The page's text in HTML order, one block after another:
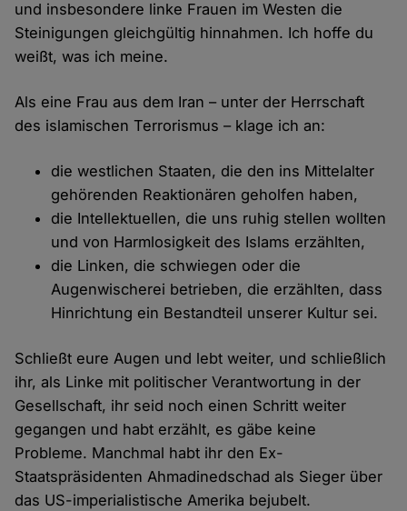
und insbesondere linke Frauen im Westen die
Steinigungen gleichgültig hinnahmen. Ich hoffe du
weißt, was ich meine.
Als eine Frau aus dem Iran – unter der Herrschaft
des islamischen Terrorismus – klage ich an:
die westlichen Staaten, die den ins Mittelalter
gehörenden Reaktionären geholfen haben,
die Intellektuellen, die uns ruhig stellen wollten
und von Harmlosigkeit des Islams erzählten,
die Linken, die schwiegen oder die
Augenwischerei betrieben, die erzählten, dass
Hinrichtung ein Bestandteil unserer Kultur sei.
Schließt eure Augen und lebt weiter, und schließlich
ihr, als Linke mit politischer Verantwortung in der
Gesellschaft, ihr seid noch einen Schritt weiter
gegangen und habt erzählt, es gäbe keine
Probleme. Manchmal habt ihr den Ex-
Staatspräsidenten Ahmadinedschad als Sieger über
das US-imperialistische Amerika bejubelt.